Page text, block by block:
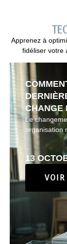
Apprenez à
fidéliser votre
CHANGE
Le
organisation
13
VOIR